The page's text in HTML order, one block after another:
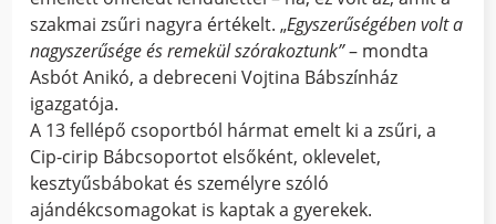
szakmai zsűri nagyra értékelt. „Egyszerűségében volt a
nagyszerűsége és remekül szórakoztunk”– mondta
Asbót Anikó, a debreceni Vojtina Bábszínház
igazgatója.
A 13 fellépő csoportból hármat emelt ki a zsűri, a
Cip-cirip Bábcsoportot elsőként, oklevelet,
kesztyűsbábokat és személyre szóló
ajándékcsomagokat is kaptak a gyerekek.